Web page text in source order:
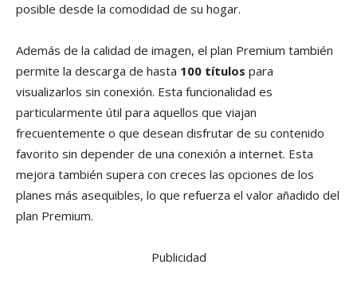
posible desde la comodidad de su hogar.
Además de la calidad de imagen, el plan Premium también
permite la descarga de hasta 100 títulos para
visualizarlos sin conexión. Esta funcionalidad es
particularmente útil para aquellos que viajan
frecuentemente o que desean disfrutar de su contenido
favorito sin depender de una conexión a internet. Esta
mejora también supera con creces las opciones de los
planes más asequibles, lo que refuerza el valor añadido del
plan Premium.
Publicidad